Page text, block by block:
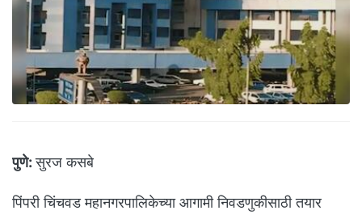
पुणे: सुरज कसबे
पिंपरी चिंचवड महानगरपालिकेच्या आगामी निवडणुकीसाठी तयार